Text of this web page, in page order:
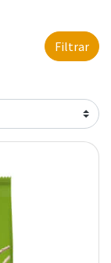
Filtrar